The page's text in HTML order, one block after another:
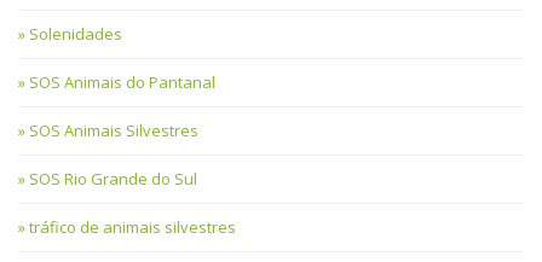
Solenidades
SOS Animais do Pantanal
SOS Animais Silvestres
SOS Rio Grande do Sul
tráfico de animais silvestres